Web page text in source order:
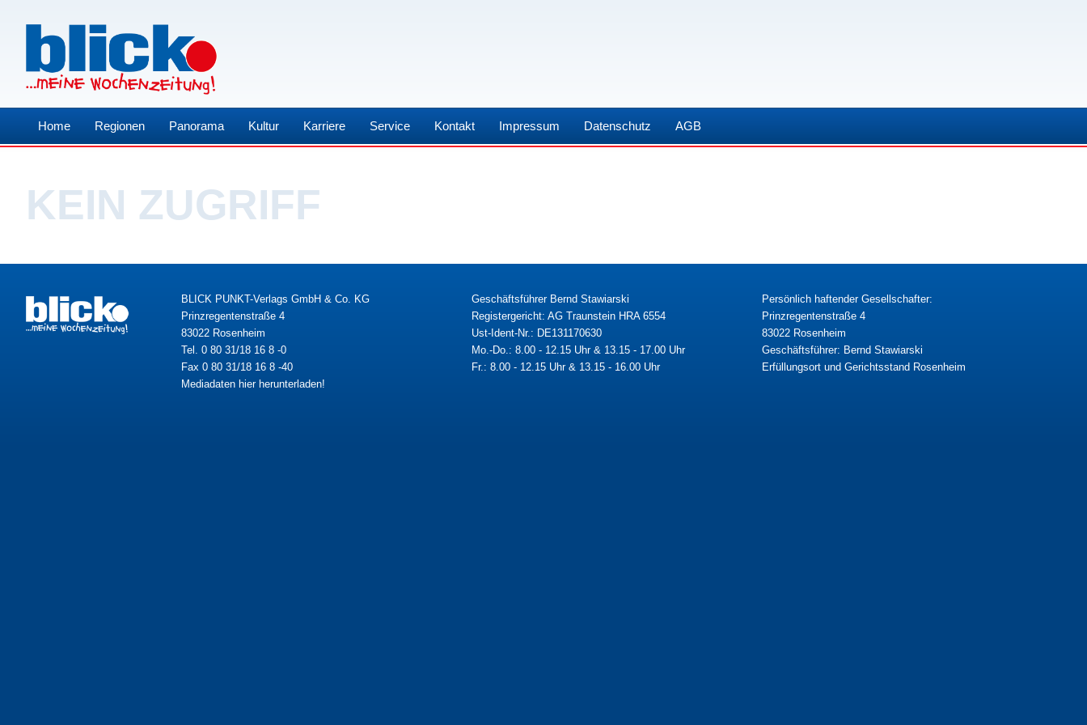
Home Regionen Panorama Kultur Karriere Service Kontakt Impressum Datenschutz AGB
KEIN ZUGRIFF
BLICK PUNKT-Verlags GmbH & Co. KG
Prinzregentenstraße 4
83022 Rosenheim
Tel. 0 80 31/18 16 8 -0
Fax 0 80 31/18 16 8 -40
Mediadaten hier herunterladen!
Geschäftsführer Bernd Stawiarski
Registergericht: AG Traunstein HRA 6554
Ust-Ident-Nr.: DE131170630
Mo.-Do.: 8.00 - 12.15 Uhr & 13.15 - 17.00 Uhr
Fr.: 8.00 - 12.15 Uhr & 13.15 - 16.00 Uhr
Persönlich haftender Gesellschafter:
Prinzregentenstraße 4
83022 Rosenheim
Geschäftsführer: Bernd Stawiarski
Erfüllungsort und Gerichtsstand Rosenheim